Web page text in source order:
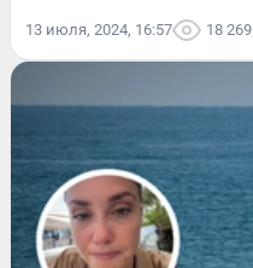
13 июля, 2024, 16:57 18 269